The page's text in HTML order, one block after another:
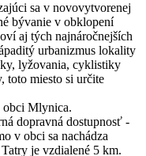
sa v novovytvorenej
bývanie v obklopení
aj tých najnáročnejších
urbanizmus lokality
lyžovania, cyklistiky
toto miesto si určite
obci Mlynica.
dopravná dostupnosť -
v obci sa nachádza
je vzdialené 5 km.